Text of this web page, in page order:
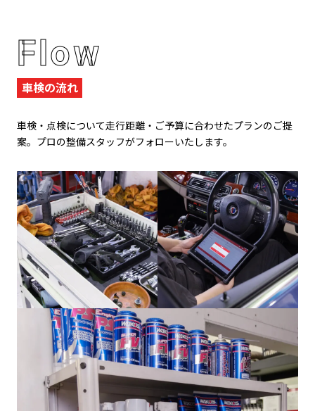
お電話の
10:00〜
Flow
車検の流れ
車検・点検について走行距離・ご予算に合わせたプランのご提
案。プロの整備スタッフがフォローいたします。